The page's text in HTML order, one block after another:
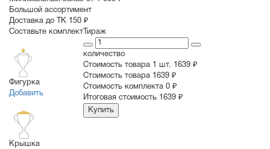
Большой ассортимент
Доставка до ТК 150 ₽
Составьте комплект
Фигурка
Добавить
Крышка
Тираж
количество
Стоимость товара 1 шт.
1639 ₽
Cтоимость товара
1639 ₽
Стоимость комплекта 0 ₽
Итоговая стоимость
1639 ₽
Купить